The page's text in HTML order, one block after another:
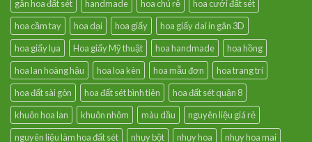
gân hoa đất sét
handmade hoa chú rễ
hoa cưới đất sét
hoa cầm tay
hoa dại hoa giấy
hoa giấy dai in gân 3D
hoa giấy lụa
Hoa giấy Mỹ thuật hoa handmade
hoa hồng
hoa lan hoàng hậu
hoa loa kèn hoa mẫu đơn
hoa trang trí
hoa đất sài gòn
hoa đất sét bình tiên
hoa đất sét quận 8
khuôn hoa lan
khuôn nhôm màu dầu
nguyên liệu giá rẻ
nguyên liệu làm hoa đất sét
nhụy bột nhụy hoa nhụy hoa mai